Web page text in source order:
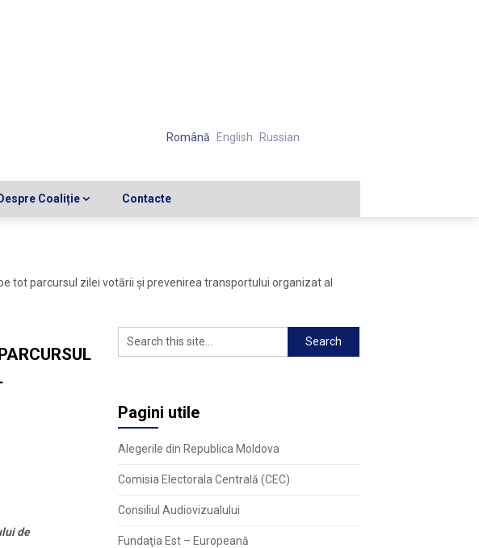
Română English Russian
Despre Coaliție Contacte
tot parcursul zilei votării și prevenirea transportului organizat al
de
Pagini utile
Alegerile din Republica Moldova
Comisia Electorala Centrală (CEC)
Consiliul Audiovizualului
Fundaţia Est – Europeană